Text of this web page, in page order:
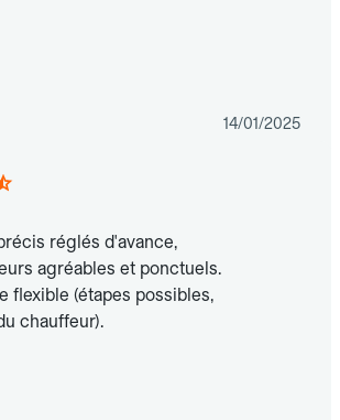
14/01/2025
réglés d'avance,
agréables et ponctuels.
flexible (étapes possibles,
chauffeur).